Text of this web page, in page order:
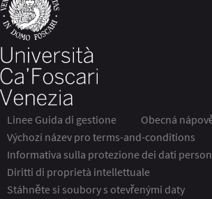
Linee Guida di gestione
Obecná
Výchozí název pro terms-and-conditions
Informativa sulla protezione dei dati
Diritti di proprietà intellettuale
Stáhněte si soubory s otevřenými daty